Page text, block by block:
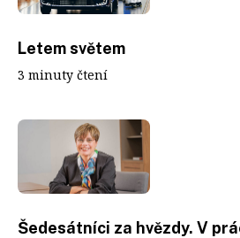
Letem světem
3 minuty čtení
Šedesátníci za hvězdy. V